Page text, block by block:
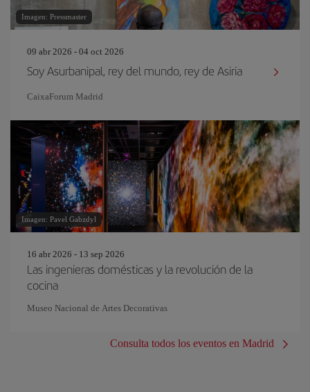
Imagen: Pressmaster
09 abr 2026 - 04 oct 2026
Soy Asurbanipal, rey del mundo, rey de Asiria
CaixaForum Madrid
Imagen: Pavel Gabzdyl
16 abr 2026 - 13 sep 2026
Las ingenieras domésticas y la revolución de la
cocina
Museo Nacional de Artes Decorativas
Consulta todos los eventos en Madrid